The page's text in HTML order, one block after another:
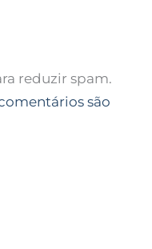
reduzir spam.
são